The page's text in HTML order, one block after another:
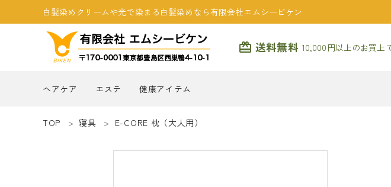
白髪染めクリームや光で染まる白髪染めなら有限会社エムシービケン
card_giftcard 送料無料 10,000円以上のお買上
ヘアケア エステ 健康アイテム
TOP 寝具 E-CORE 枕（大人用）